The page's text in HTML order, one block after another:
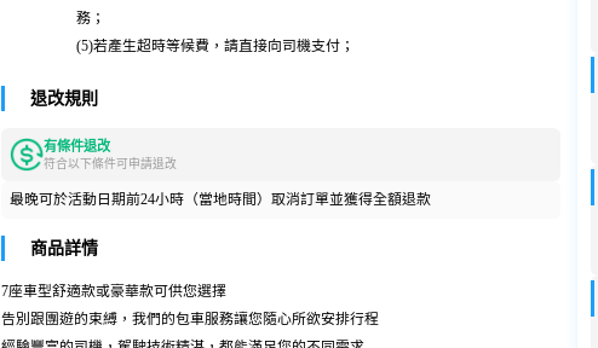
務；
(5)若產生超時等候費，請直接向司機支付；
退改規則
有條件退改
符合以下條件可申請退改
最晚可於活動日期前24小時（當地時間）取消訂單並獲得全額退款
商品詳情
7座車型舒適款或豪華款可供您選擇
告別跟團遊的束縛，我們的包車服務讓您隨心所欲安排行程